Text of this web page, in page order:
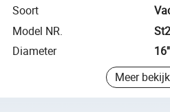
Soort
Model NR.
Diameter
16''
Meer